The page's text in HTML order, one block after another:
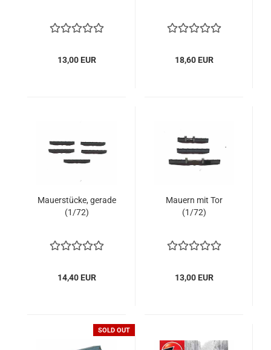
13,00 EUR 18,60 EUR
Mauerstücke, gerade
(1/72)
14,40 EUR
Mauern mit Tor
(1/72)
13,00 EUR
SOLD OUT